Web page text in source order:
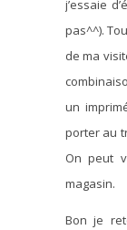
j’essaie
pas^^).
de ma
un
porter au
On peut
magasin.
Bon je